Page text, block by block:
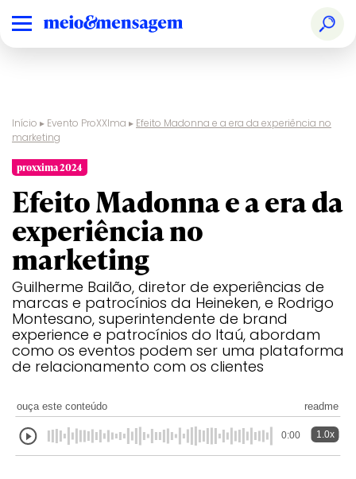
Início ▸ Evento ProXXIma ▸ Efeito Madonna e a era da experiência no
marketing
proxxima 2024
Efeito Madonna e a era da
experiência no
marketing
Guilherme Bailão, diretor de experiências de
marcas e patrocínios da Heineken, e Rodrigo
Montesano, superintendente de brand
experience e patrocínios do Itaú, abordam
como os eventos podem ser uma plataforma
de relacionamento com os clientes
ouça este conteúdo readme
0:00 1.0x